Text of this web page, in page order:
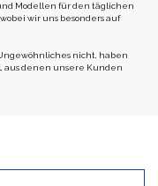
Modellen für den täglichen
wir uns besonders auf
nicht, haben
aus denen unsere Kunden